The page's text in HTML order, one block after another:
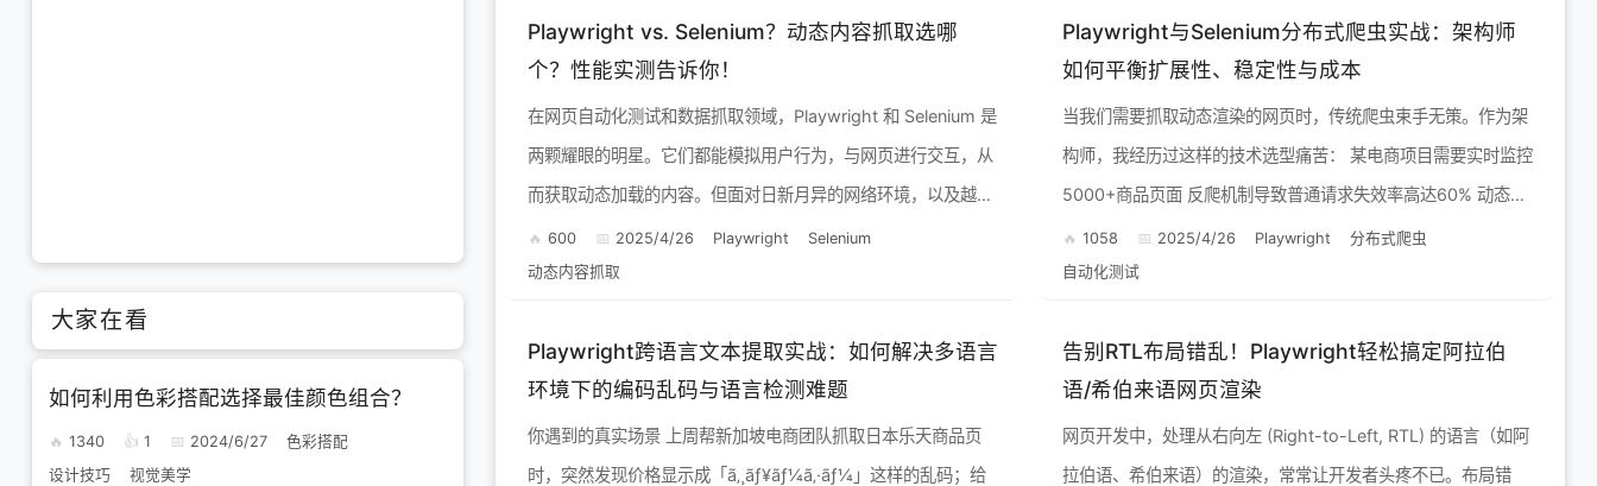
Playwright vs. Selenium？动态内容抓取选哪
个？性能实测告诉你！
在网页自动化测试和数据抓取领域，Playwright 和 Selenium 是
两颗耀眼的明星。它们都能模拟用户行为，与网页进行交互，从
而获取动态加载的内容。但面对日新月异的网络环境，以及越来
越复杂的 JavaScript 应用，两者在性能...
600 2025/4/26 Playwright
Selenium
动态内容抓取
Playwright与Selenium分布式爬虫实战：架构师
如何平衡扩展性、稳定性与成本
当我们需要抓取动态渲染的网页时，传统爬虫束手无策。作为架
构师，我经历过这样的技术选型痛苦： 某电商项目需要实时监控
5000+商品页面 反爬机制导致普通请求失效率高达60% 动态加
载内容让XPath选择器集体失灵 这...
1058 2025/4/26 Playwright
分布式爬虫
自动化测试
Playwright跨语言文本提取实战：如何解决多语言
环境下的编码乱码与语言检测难题
你遇到的真实场景 上周帮新加坡电商团队抓取日本乐天商品页
时，突然发现价格显示成「ã‚¸ãƒ¥ãƒ¼ã‚·ãƒ¼」这样的乱码；给
告别RTL布局错乱！Playwright轻松搞定阿拉伯
语/希伯来语网页渲染
网页开发中，处理从右向左 (Right-to-Left, RTL) 的语言（如阿
拉伯语、希伯来语）的渲染，常常让开发者头疼不已。布局错
大家在看
如何利用色彩搭配选择最佳颜色组合？
1340 1 2024/6/27
色彩搭配
设计技巧
视觉美学